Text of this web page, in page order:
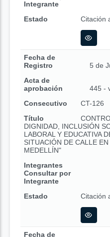
Integrante
Estado
Citación
Fecha de
Registro
5 de
Acta de
aprobación
445 -
Consecutivo
CT-126
Título
DIGNIDAD, INCLUSIÓN
LABORAL Y EDUCATIVA
SITUACIÓN DE CALLE
MEDELLÍN"
Integrantes
Consultar por
Integrante
Estado
Citación
Fecha de